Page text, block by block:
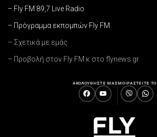
– Fly FM 89,7 Live Radio
– Πρόγραμμα εκπομπών Fly FM
– Σχετικά με εμάς
– Προβολή στον Fly FM κ στο flynews.gr
ΑΚΟΛΟΥΘΗΣΤΕ ΜΑΣΜΟΙΡΑΣΤΕΙΤΕ ΤΟ